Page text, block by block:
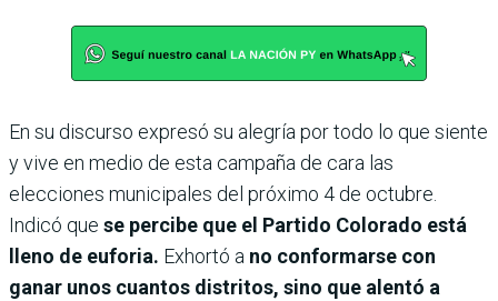
En su discurso expresó su alegría por todo lo que siente
y vive en medio de esta campaña de cara las
elecciones municipales del próximo 4 de octubre.
Indicó que se percibe que el Partido Colorado está
lleno de euforia. Exhortó a no conformarse con
ganar unos cuantos distritos, sino que alentó a